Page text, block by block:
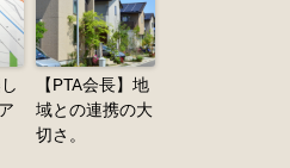
【PTA会長】地
域との連携の大
切さ。